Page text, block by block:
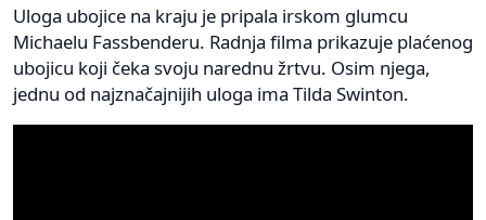
Uloga ubojice na kraju je pripala irskom glumcu
Michaelu Fassbenderu. Radnja filma prikazuje plaćenog
ubojicu koji čeka svoju narednu žrtvu. Osim njega,
jednu od najznačajnijih uloga ima Tilda Swinton.